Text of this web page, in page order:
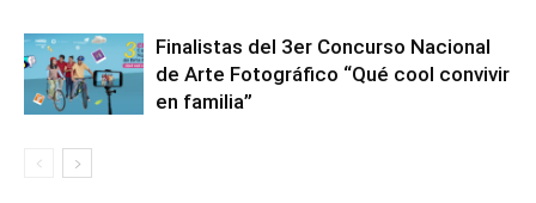
Finalistas del 3er Concurso Nacional
de Arte Fotográfico “Qué cool convivir
en familia”